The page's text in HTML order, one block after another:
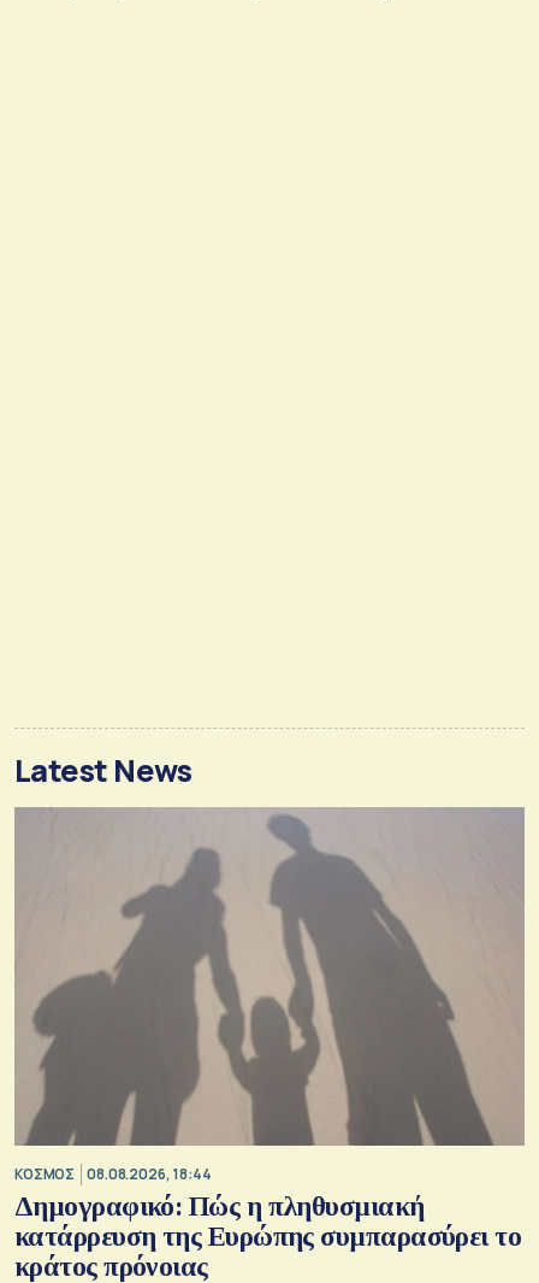
Latest News
ΚΟΣΜΟΣ 08.08.2026, 18:44
Δημογραφικό: Πώς η πληθυσμιακή
κατάρρευση της Ευρώπης συμπαρασύρει το
κράτος πρόνοιας